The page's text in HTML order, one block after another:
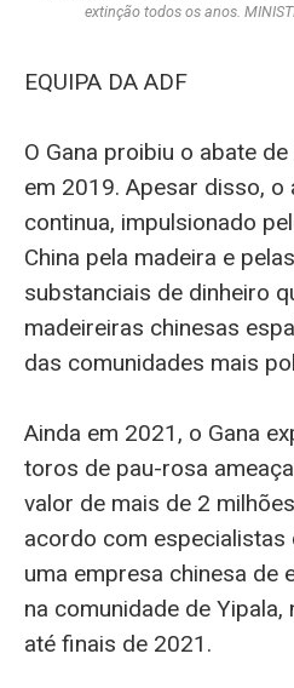
extinção todos os anos.
EQUIPA DA ADF
O Gana proibiu o abate
em 2019. Apesar disso, o
continua, impulsionado
China pela madeira e
substanciais de dinheiro
madeireiras chinesas
das comunidades mais
Ainda em 2021, o Gana
toros de pau-rosa
valor de mais de 2
acordo com especialistas
uma empresa chinesa de
na comunidade de Yipala,
até finais de 2021.